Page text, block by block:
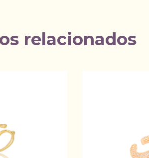
relacionados